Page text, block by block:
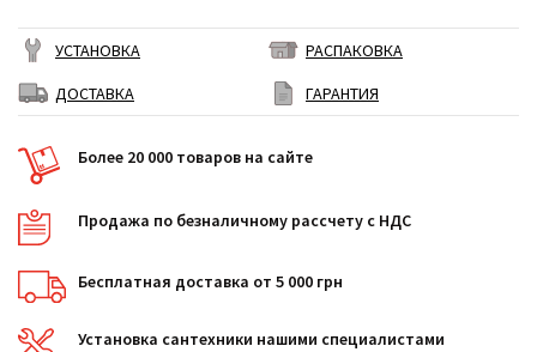
УСТАНОВКА
РАСПАКОВКА
ДОСТАВКА
ГАРАНТИЯ
Более 20 000 товаров на сайте
Продажа по безналичному рассчету с НДС
Бесплатная доставка от 5 000 грн
Установка сантехники нашими специалистами